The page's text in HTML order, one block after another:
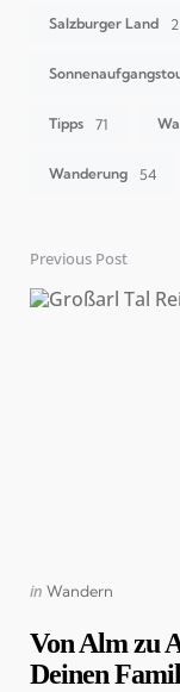
Salzburger Land 2
Tipps 71
Wanderung 54
navigation
Previous Post
Posted
in Wandern
Von Alm zu
Deinen